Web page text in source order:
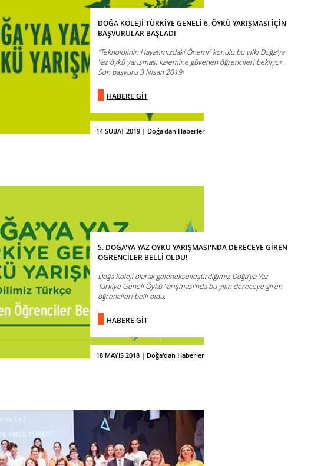
14 ŞUBAT 2019 | Doğa'dan Haberler
DOĞA KOLEJİ TÜRKİYE GENELİ 6. ÖYKÜ YARIŞMASI İÇİN
BAŞVURULAR BAŞLADI
“Teknolojinin Hayatımızdaki Önemi” konulu bu yılki Doğa'ya
Yaz öykü yarışması kalemine güvenen öğrencileri bekliyor.
Son başvuru 3 Nisan 2019!
HABERE GİT
18 MAYIS 2018 | Doğa'dan Haberler
5. DOĞA'YA YAZ ÖYKÜ YARIŞMASI'NDA DERECEYE GİREN
ÖĞRENCİLER BELLİ OLDU!
Doğa Koleji olarak gelenekselleştirdiğimiz Doğa’ya Yaz
Türkiye Geneli Öykü Yarışması’nda bu yılın dereceye giren
öğrencileri belli oldu.
HABERE GİT